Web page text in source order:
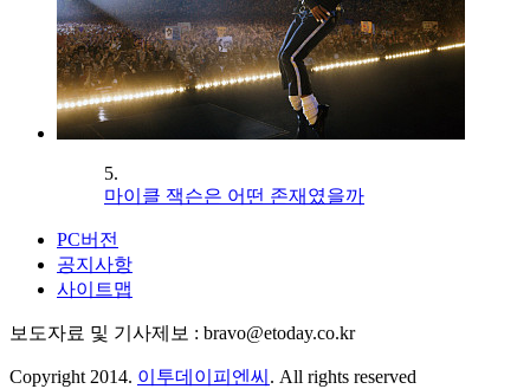
5.
마이클 잭슨은 어떤 존재였을까
PC버전
공지사항
사이트맵
보도자료 및 기사제보 : bravo@etoday.co.kr
Copyright 2014. 이투데이피엔씨 . All rights reserved